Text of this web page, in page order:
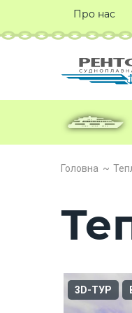
Головна
3D-ТУР
Про нас